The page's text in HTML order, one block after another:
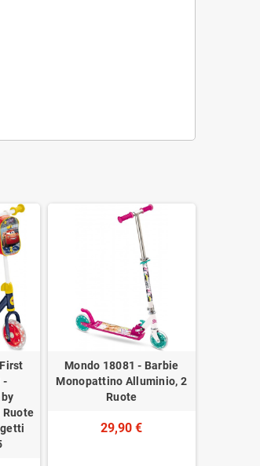
-
Ruote
Mondo 18081 - Barbie
Monopattino Alluminio, 2
Ruote
29,90 €